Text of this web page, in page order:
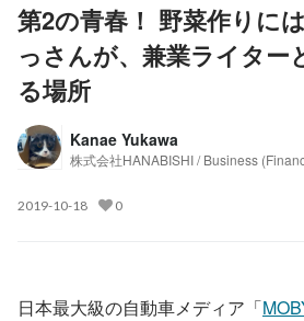
第2の青春！ 野菜作りに
っさんが、兼業ライター
る場所
Kanae Yukawa
株式会社HANABISHI / Business
2019-10-18 0
日本最大級の自動車メディア「